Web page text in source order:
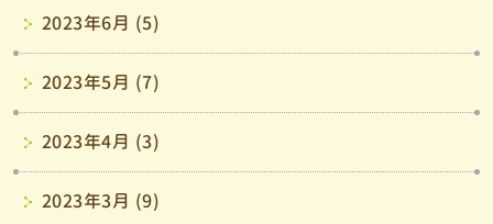
2023年6月 (5)
2023年5月 (7)
2023年4月 (3)
2023年3月 (9)